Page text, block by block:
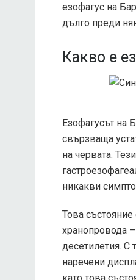
езофагус на
дълго преди
Какво е
Езофагусът на
свързваща
на червата.
никакви
Това
хранопровода
десетилетия. С
наречени